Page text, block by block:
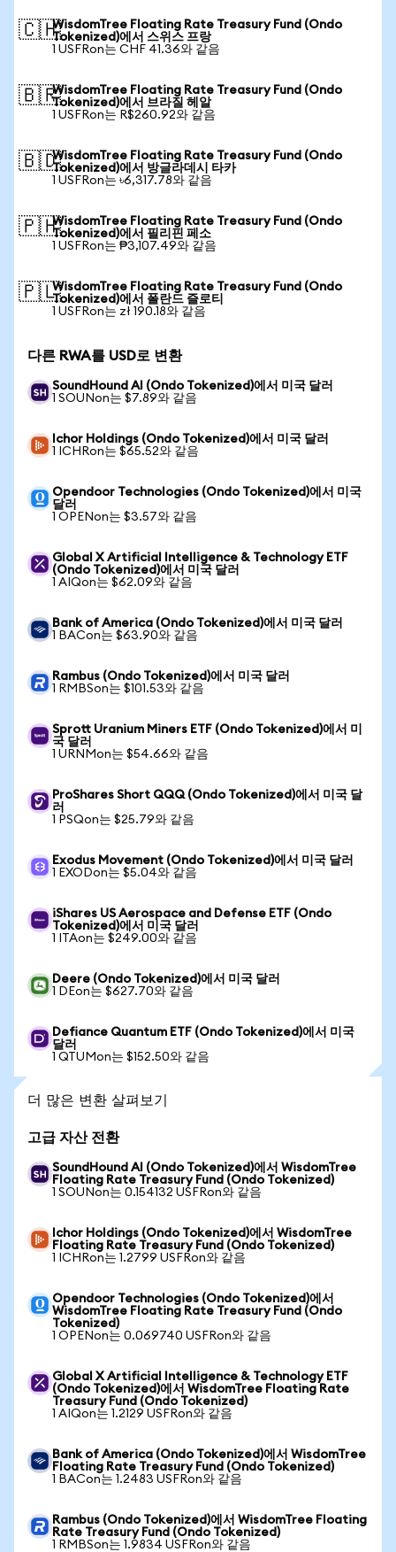
🇨🇭WisdomTree Floating Rate Treasury Fund (Ondo
Tokenized)에서 스위스 프랑
1 USFRon는 CHF 41.36와 같음
🇧🇷WisdomTree Floating Rate Treasury Fund (Ondo
Tokenized)에서 브라질 헤알
1 USFRon는 R$260.92와 같음
🇧🇩WisdomTree Floating Rate Treasury Fund (Ondo
Tokenized)에서 방글라데시 타카
1 USFRon는 ৳6,317.78와 같음
🇵🇭WisdomTree Floating Rate Treasury Fund (Ondo
Tokenized)에서 필리핀 페소
1 USFRon는 ₱3,107.49와 같음
🇵🇱WisdomTree Floating Rate Treasury Fund (Ondo
Tokenized)에서 폴란드 즐로티
1 USFRon는 zł 190.18와 같음
다른 RWA를 USD로 변환
SoundHound AI (Ondo Tokenized)에서 미국 달러
1 SOUNon는 $7.89와 같음
Ichor Holdings (Ondo Tokenized)에서 미국 달러
1 ICHRon는 $65.52와 같음
Opendoor Technologies (Ondo Tokenized)에서 미국
달러
1 OPENon는 $3.57와 같음
Global X Artificial Intelligence & Technology ETF
(Ondo Tokenized)에서 미국 달러
1 AIQon는 $62.09와 같음
Bank of America (Ondo Tokenized)에서 미국 달러
1 BACon는 $63.90와 같음
Rambus (Ondo Tokenized)에서 미국 달러
1 RMBSon는 $101.53와 같음
Sprott Uranium Miners ETF (Ondo Tokenized)에서 미
국 달러
1 URNMon는 $54.66와 같음
ProShares Short QQQ (Ondo Tokenized)에서 미국 달
러
1 PSQon는 $25.79와 같음
Exodus Movement (Ondo Tokenized)에서 미국 달러
1 EXODon는 $5.04와 같음
iShares US Aerospace and Defense ETF (Ondo
Tokenized)에서 미국 달러
1 ITAon는 $249.00와 같음
Deere (Ondo Tokenized)에서 미국 달러
1 DEon는 $627.70와 같음
Defiance Quantum ETF (Ondo Tokenized)에서 미국
달러
1 QTUMon는 $152.50와 같음
더 많은 변환 살펴보기
고급 자산 전환
SoundHound AI (Ondo Tokenized)에서 WisdomTree
Floating Rate Treasury Fund (Ondo Tokenized)
1 SOUNon는 0.154132 USFRon와 같음
Ichor Holdings (Ondo Tokenized)에서 WisdomTree
Floating Rate Treasury Fund (Ondo Tokenized)
1 ICHRon는 1.2799 USFRon와 같음
Opendoor Technologies (Ondo Tokenized)에서
WisdomTree Floating Rate Treasury Fund (Ondo
Tokenized)
1 OPENon는 0.069740 USFRon와 같음
Global X Artificial Intelligence & Technology ETF
(Ondo Tokenized)에서 WisdomTree Floating Rate
Treasury Fund (Ondo Tokenized)
1 AIQon는 1.2129 USFRon와 같음
Bank of America (Ondo Tokenized)에서 WisdomTree
Floating Rate Treasury Fund (Ondo Tokenized)
1 BACon는 1.2483 USFRon와 같음
Rambus (Ondo Tokenized)에서 WisdomTree Floating
Rate Treasury Fund (Ondo Tokenized)
1 RMBSon는 1.9834 USFRon와 같음